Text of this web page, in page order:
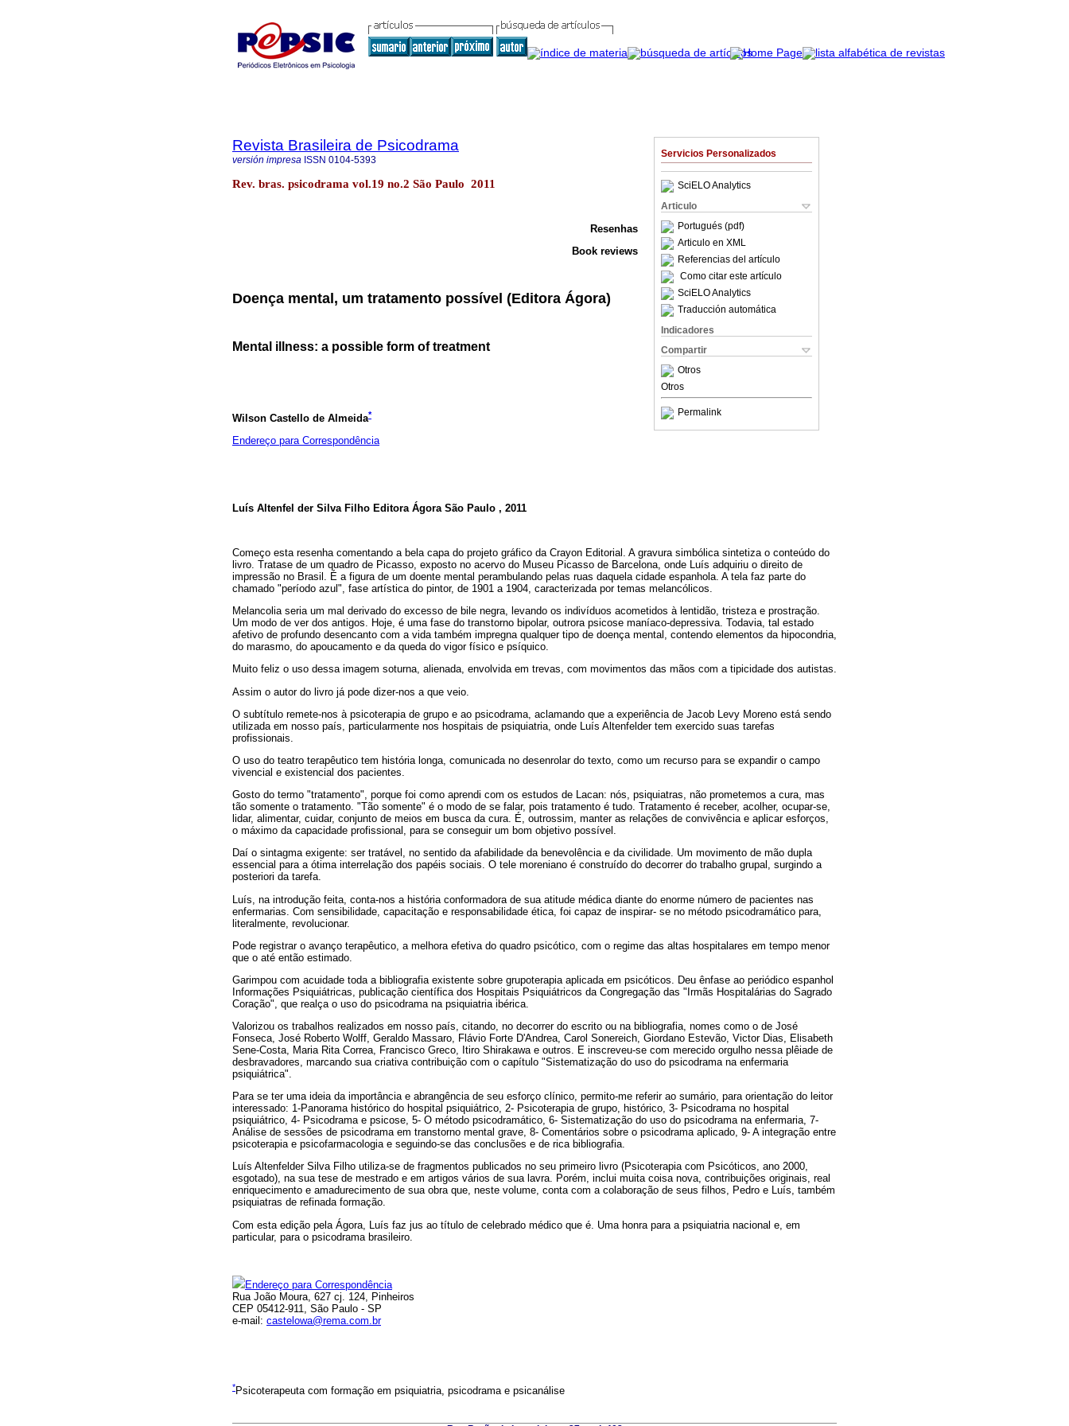
Servicios Personalizados
SciELO Analytics
Articulo
Portugués (pdf)
Articulo en XML
Referencias del artículo
Como citar este artículo
SciELO Analytics
Traducción automática
Indicadores
Compartir
Otros
Otros
Permalink
Revista Brasileira de Psicodrama
versión impresa ISSN 0104-5393
Rev. bras. psicodrama vol.19 no.2 São Paulo 2011
Resenhas
Book reviews
Doença mental, um tratamento possível (Editora Ágora)
Mental illness: a possible form of treatment
Wilson Castello de Almeida*
Endereço para Correspondência
Luís Altenfel der Silva Filho Editora Ágora São Paulo , 2011
Começo esta resenha comentando a bela capa do projeto gráfico da Crayon Editorial. A gravura simbólica sintetiza o conteúdo do
livro. Tratase de um quadro de Picasso, exposto no acervo do Museu Picasso de Barcelona, onde Luís adquiriu o direito de
impressão no Brasil. É a figura de um doente mental perambulando pelas ruas daquela cidade espanhola. A tela faz parte do
chamado "período azul", fase artística do pintor, de 1901 a 1904, caracterizada por temas melancólicos.
Melancolia seria um mal derivado do excesso de bile negra, levando os indivíduos acometidos à lentidão, tristeza e prostração.
Um modo de ver dos antigos. Hoje, é uma fase do transtorno bipolar, outrora psicose maníaco-depressiva. Todavia, tal estado
afetivo de profundo desencanto com a vida também impregna qualquer tipo de doença mental, contendo elementos da hipocondria,
do marasmo, do apoucamento e da queda do vigor físico e psíquico.
Muito feliz o uso dessa imagem soturna, alienada, envolvida em trevas, com movimentos das mãos com a tipicidade dos autistas.
Assim o autor do livro já pode dizer-nos a que veio.
O subtítulo remete-nos à psicoterapia de grupo e ao psicodrama, aclamando que a experiência de Jacob Levy Moreno está sendo
utilizada em nosso país, particularmente nos hospitais de psiquiatria, onde Luís Altenfelder tem exercido suas tarefas
profissionais.
O uso do teatro terapêutico tem história longa, comunicada no desenrolar do texto, como um recurso para se expandir o campo
vivencial e existencial dos pacientes.
Gosto do termo "tratamento", porque foi como aprendi com os estudos de Lacan: nós, psiquiatras, não prometemos a cura, mas
tão somente o tratamento. "Tão somente" é o modo de se falar, pois tratamento é tudo. Tratamento é receber, acolher, ocupar-se,
lidar, alimentar, cuidar, conjunto de meios em busca da cura. É, outrossim, manter as relações de convivência e aplicar esforços,
o máximo da capacidade profissional, para se conseguir um bom objetivo possível.
Daí o sintagma exigente: ser tratável, no sentido da afabilidade da benevolência e da civilidade. Um movimento de mão dupla
essencial para a ótima interrelação dos papéis sociais. O tele moreniano é construído do decorrer do trabalho grupal, surgindo a
posteriori da tarefa.
Luís, na introdução feita, conta-nos a história conformadora de sua atitude médica diante do enorme número de pacientes nas
enfermarias. Com sensibilidade, capacitação e responsabilidade ética, foi capaz de inspirar- se no método psicodramático para,
literalmente, revolucionar.
Pode registrar o avanço terapêutico, a melhora efetiva do quadro psicótico, com o regime das altas hospitalares em tempo menor
que o até então estimado.
Garimpou com acuidade toda a bibliografia existente sobre grupoterapia aplicada em psicóticos. Deu ênfase ao periódico espanhol
Informações Psiquiátricas, publicação científica dos Hospitais Psiquiátricos da Congregação das "Irmãs Hospitalárias do Sagrado
Coração", que realça o uso do psicodrama na psiquiatria ibérica.
Valorizou os trabalhos realizados em nosso país, citando, no decorrer do escrito ou na bibliografia, nomes como o de José
Fonseca, José Roberto Wolff, Geraldo Massaro, Flávio Forte D'Andrea, Carol Sonereich, Giordano Estevão, Victor Dias, Elisabeth
Sene-Costa, Maria Rita Correa, Francisco Greco, Itiro Shirakawa e outros. E inscreveu-se com merecido orgulho nessa plêiade de
desbravadores, marcando sua criativa contribuição com o capítulo "Sistematização do uso do psicodrama na enfermaria
psiquiátrica".
Para se ter uma ideia da importância e abrangência de seu esforço clínico, permito-me referir ao sumário, para orientação do leitor
interessado: 1-Panorama histórico do hospital psiquiátrico, 2- Psicoterapia de grupo, histórico, 3- Psicodrama no hospital
psiquiátrico, 4- Psicodrama e psicose, 5- O método psicodramático, 6- Sistematização do uso do psicodrama na enfermaria, 7-
Análise de sessões de psicodrama em transtorno mental grave, 8- Comentários sobre o psicodrama aplicado, 9- A integração entre
psicoterapia e psicofarmacologia e seguindo-se das conclusões e de rica bibliografia.
Luís Altenfelder Silva Filho utiliza-se de fragmentos publicados no seu primeiro livro (Psicoterapia com Psicóticos, ano 2000,
esgotado), na sua tese de mestrado e em artigos vários de sua lavra. Porém, inclui muita coisa nova, contribuições originais, real
enriquecimento e amadurecimento de sua obra que, neste volume, conta com a colaboração de seus filhos, Pedro e Luís, também
psiquiatras de refinada formação.
Com esta edição pela Ágora, Luís faz jus ao título de celebrado médico que é. Uma honra para a psiquiatria nacional e, em
particular, para o psicodrama brasileiro.
Endereço para Correspondência
Rua João Moura, 627 cj. 124, Pinheiros
CEP 05412-911, São Paulo - SP
e-mail: castelowa@rema.com.br
*Psicoterapeuta com formação em psiquiatria, psicodrama e psicanálise